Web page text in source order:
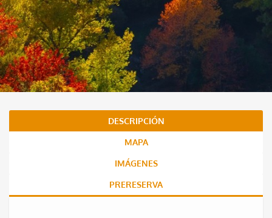
DESCRIPCIÓN
MAPA
IMÁGENES
PRERESERVA